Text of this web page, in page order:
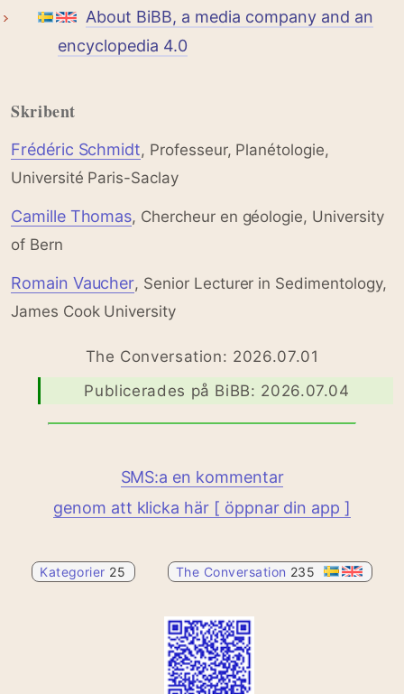
About BiBB, a media company and an
encyclopedia 4.0
Skribent
Frédéric Schmidt, Professeur, Planétologie,
Université Paris-Saclay
Camille Thomas, Chercheur en géologie, University
of Bern
Romain Vaucher, Senior Lecturer in Sedimentology,
James Cook University
The Conversation: 2026.07.01
Publicerades på BiBB: 2026.07.04
SMS:a en kommentar
genom att klicka här [ öppnar din app ]
Kategorier 25 The Conversation 235